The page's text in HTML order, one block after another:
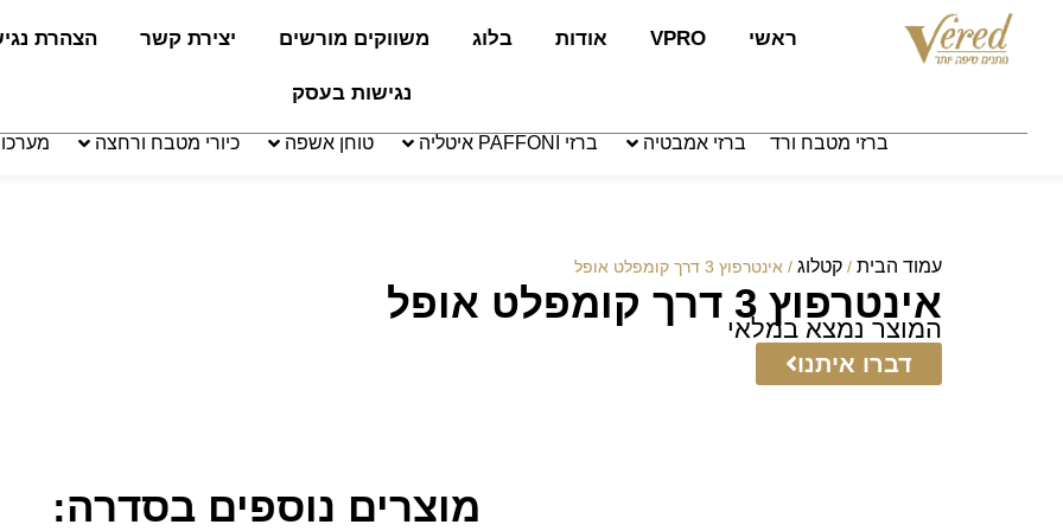
ראשי VPRO אודות בלוג משווקים מורשים יצירת קשר הצהרת
נגישות בעסק
ברזי מטבח ורד ברזי אמבטיה ברזי PAFFONI איטליה טוחן אשפה כיורי מטבח ורחצה
עמוד הבית / קטלוג / אינטרפוץ 3 דרך קומפלט אופל
אינטרפוץ 3 דרך קומפלט אופל
המוצר נמצא במלאי
דברו איתנו
מוצרים נוספים בסדרה: